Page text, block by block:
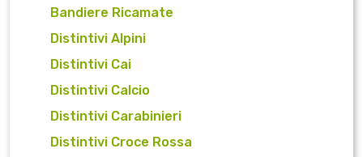
Bandiere Ricamate
Distintivi Alpini
Distintivi Cai
Distintivi Calcio
Distintivi Carabinieri
Distintivi Croce Rossa